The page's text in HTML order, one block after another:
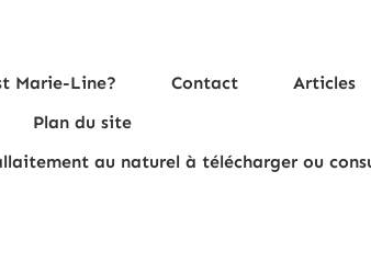
Marie-Line? Contact
Articles
Plan du site
au naturel à télécharger ou